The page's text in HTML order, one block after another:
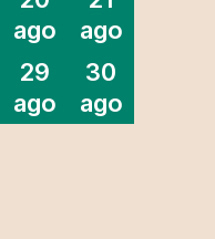
ago
ago
29
ago
30
ago